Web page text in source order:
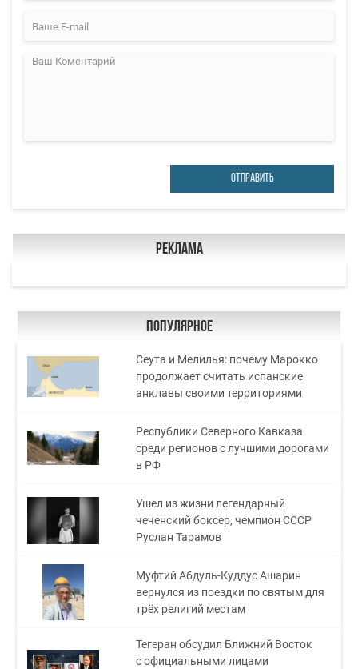
ОТПРАВИТЬ
Реклама
Популярное
Сеута и Мелилья: почему Марокко
продолжает считать испанские
анклавы своими территориями
Республики Северного Кавказа
среди регионов с лучшими дорогами
в РФ
Ушел из жизни легендарный
чеченский боксер, чемпион СССР
Руслан Тарамов
Муфтий Абдуль-Куддус Ашарин
вернулся из поездки по святым для
трёх религий местам
Тегеран обсудил Ближний Восток
с официальными лицами